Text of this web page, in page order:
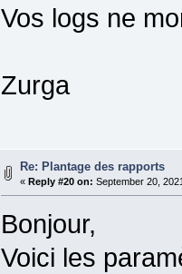
Vos logs ne
Zurga
Re: Plantage des rapports
«Reply #20 on: September 20,
Bonjour,
Voici les